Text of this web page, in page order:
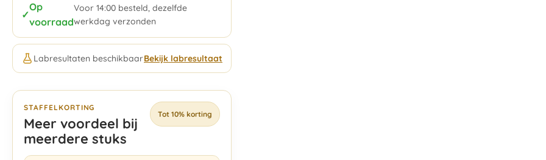
✓
Op
voorraad
Voor 14:00 besteld, dezelfde
werkdag verzonden
Labresultaten beschikbaarBekijk labresultaat
STAFFELKORTING
Meer voordeel bij
meerdere stuks
Tot 10% korting